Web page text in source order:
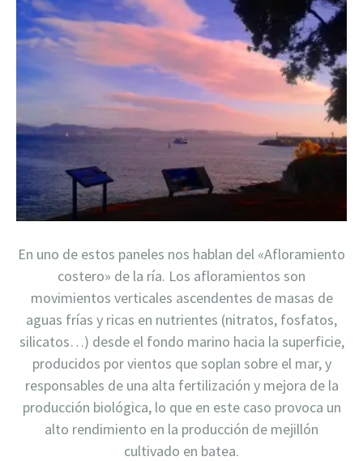
En uno de estos paneles nos hablan del «Afloramiento
costero» de la ría. Los afloramientos son
movimientos verticales ascendentes de masas de
aguas frías y ricas en nutrientes (nitratos, fosfatos,
silicatos…) desde el fondo marino hacia la superficie,
producidos por vientos que soplan sobre el mar, y
responsables de una alta fertilización y mejora de la
producción biológica, lo que en este caso provoca un
alto rendimiento en la producción de mejillón
cultivado en batea.